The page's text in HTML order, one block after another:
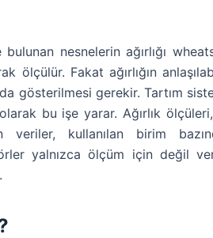
nesnelerin ağırlığı
ölçülür. Fakat ağırlığın
gösterilmesi gerekir. Tartım
bu işe yarar. Ağırlık
kullanılan birim
yalnızca ölçüm için değil